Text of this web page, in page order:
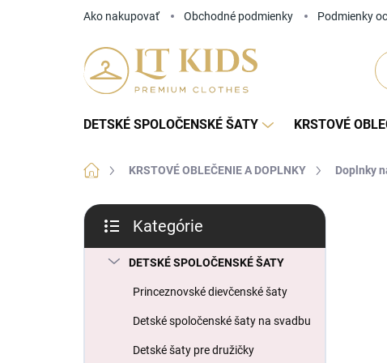
Ako nakupovať Obchodné podmienky Podmienky
DETSKÉ SPOLOČENSKÉ ŠATY KRSTOVÉ
DomovKRSTOVÉ OBLEČENIE A DOPLNKY Doplnky
B
č
kategórie
Kategórie
DETSKÉ SPOLOČENSKÉ ŠATY
Princeznovské dievčenské šaty
Detské spoločenské šaty na svadbu
Detské šaty pre družičky